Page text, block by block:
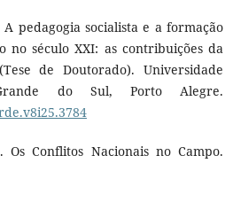
A pedagogia socialista e a formação
no século XXI: as contribuições da
de Doutorado). Universidade
do Sul, Porto Alegre.
Os Conflitos Nacionais no Campo.